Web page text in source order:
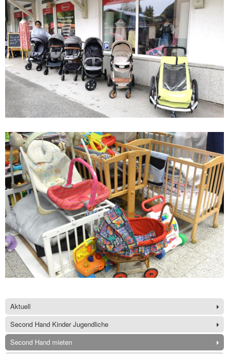
Aktuell
Second Hand Kinder Jugendliche
Second Hand mieten